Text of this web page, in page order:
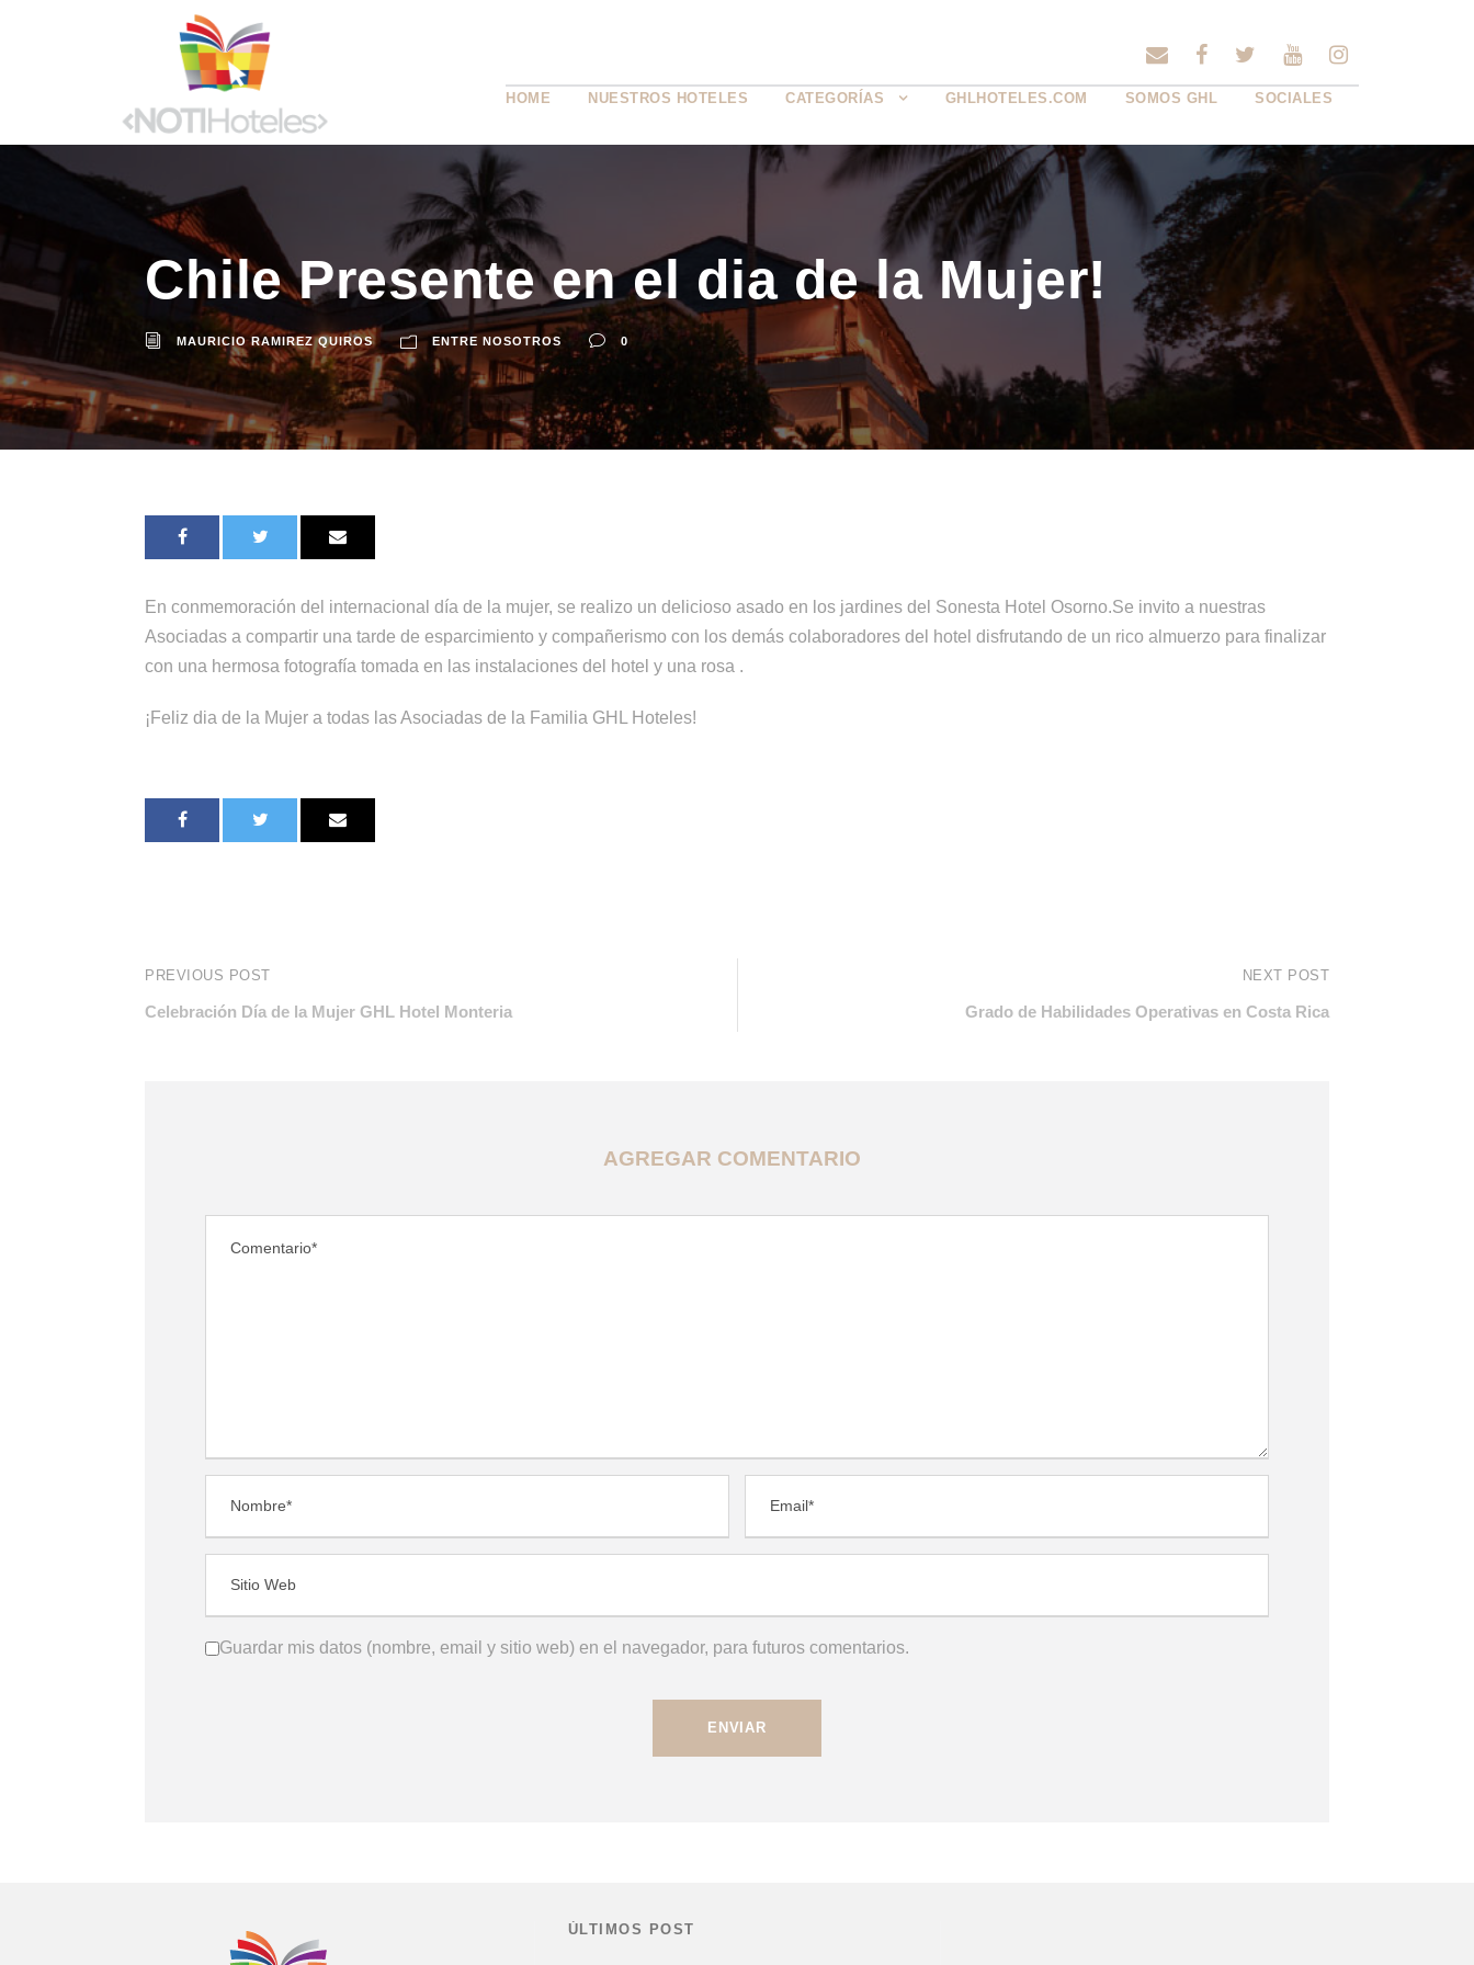
HOME NUESTROS HOTELES CATEGORÍAS GHLHOTELES.COM SOMOS GHL SOCIALES
Chile Presente en el dia de la Mujer!
MAURICIO RAMIREZ QUIROS ENTRE NOSOTROS 0
En conmemoración del internacional día de la mujer, se realizo un delicioso asado en los jardines del Sonesta Hotel Osorno.Se invito a nuestras
Asociadas a compartir una tarde de esparcimiento y compañerismo con los demás colaboradores del hotel disfrutando de un rico almuerzo para finalizar
con una hermosa fotografía tomada en las instalaciones del hotel y una rosa .
¡Feliz dia de la Mujer a todas las Asociadas de la Familia GHL Hoteles!
PREVIOUS POST
Celebración Día de la Mujer GHL Hotel Monteria
NEXT POST
Grado de Habilidades Operativas en Costa Rica
AGREGAR COMENTARIO
Guardar mis datos (nombre, email y sitio web) en el navegador, para futuros comentarios.
ÚLTIMOS POST